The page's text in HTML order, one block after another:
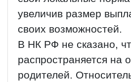
увеличив размер
своих возможностей.
В НК РФ не сказано,
распространяется на
родителей.